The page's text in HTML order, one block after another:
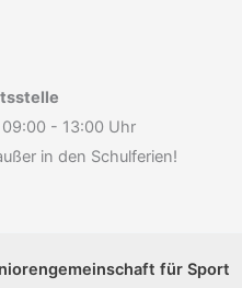
- 13:00 Uhr
in den Schulferien!
für Sport